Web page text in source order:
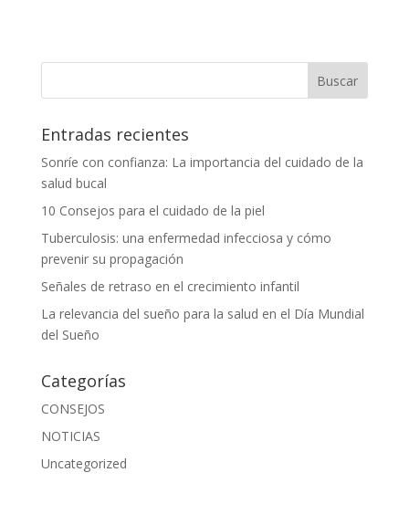
Entradas recientes
Sonríe con confianza: La importancia del cuidado de la
salud bucal
10 Consejos para el cuidado de la piel
Tuberculosis: una enfermedad infecciosa y cómo
prevenir su propagación
Señales de retraso en el crecimiento infantil
La relevancia del sueño para la salud en el Día Mundial
del Sueño
Categorías
CONSEJOS
NOTICIAS
Uncategorized